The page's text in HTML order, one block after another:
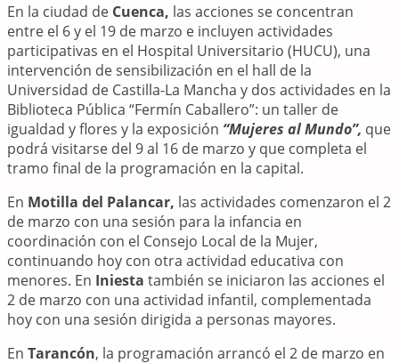
En la ciudad de Cuenca, las acciones se concentran
entre el 6 y el 19 de marzo e incluyen actividades
participativas en el Hospital Universitario (HUCU), una
intervención de sensibilización en el hall de la
Universidad de Castilla-La Mancha y dos actividades en la
Biblioteca Pública “Fermín Caballero”: un taller de
igualdad y flores y la exposición “Mujeres al Mundo”, que
podrá visitarse del 9 al 16 de marzo y que completa el
tramo final de la programación en la capital.
En Motilla del Palancar, las actividades comenzaron el 2
de marzo con una sesión para la infancia en
coordinación con el Consejo Local de la Mujer,
continuando hoy con otra actividad educativa con
menores. En Iniesta también se iniciaron las acciones el
2 de marzo con una actividad infantil, complementada
hoy con una sesión dirigida a personas mayores.
En Tarancón, la programación arrancó el 2 de marzo en